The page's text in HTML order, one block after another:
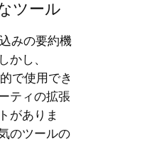
ツール
みの要約機
かし、
で使用でき
ティの拡張
がありま
のツールの